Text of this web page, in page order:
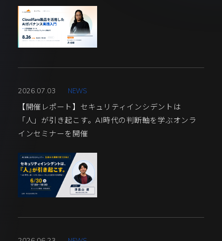
2026.07.03 NEWS
【開催レポート】セキュリティインシデントは
「人」が引き起こす。AI時代の判断軸を学ぶオンラ
インセミナーを開催